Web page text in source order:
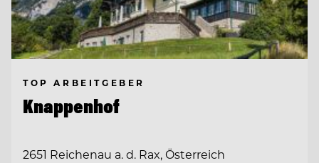
TOP ARBEITGEBER
Knappenhof
2651 Reichenau a. d. Rax, Österreich